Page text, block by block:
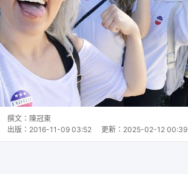
撰文： 陳冠東
出版： 2016-11-09 03:52 更新： 2025-02-12 00:39